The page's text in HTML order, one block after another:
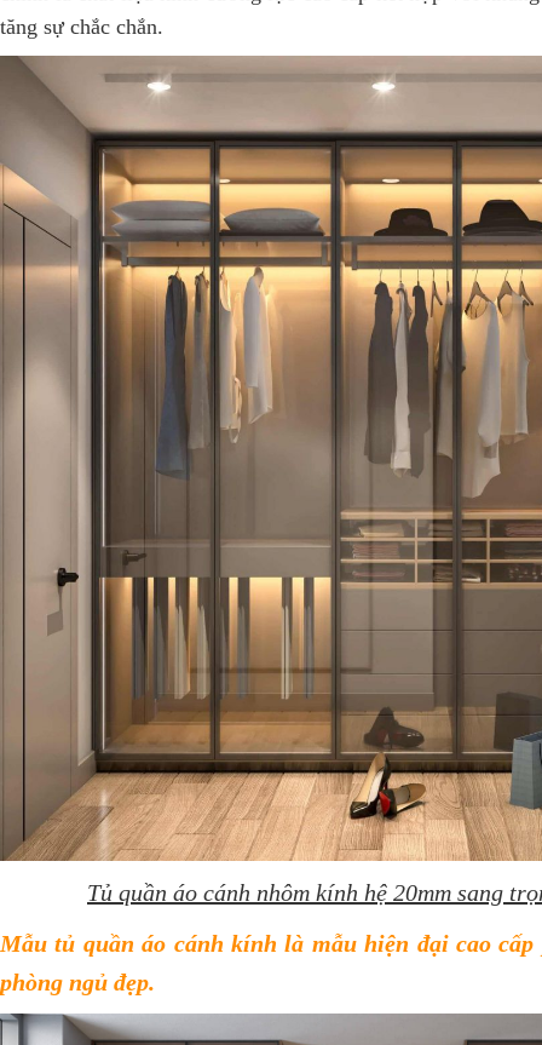
tăng sự chắc chắn.
Tủ quần áo cánh nhôm kính hệ 20mm sang
Mẫu tủ quần áo cánh kính là mẫu hiện đại cao
phòng ngủ đẹp.